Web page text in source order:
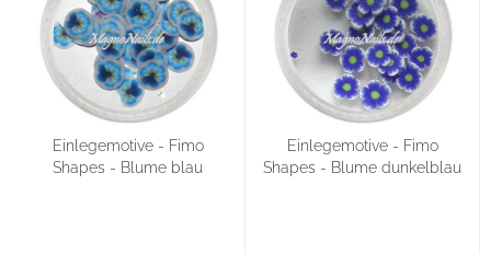
Einlegemotive - Fimo
Shapes - Blume blau
Einlegemotive - Fimo
Shapes - Blume dunkelblau